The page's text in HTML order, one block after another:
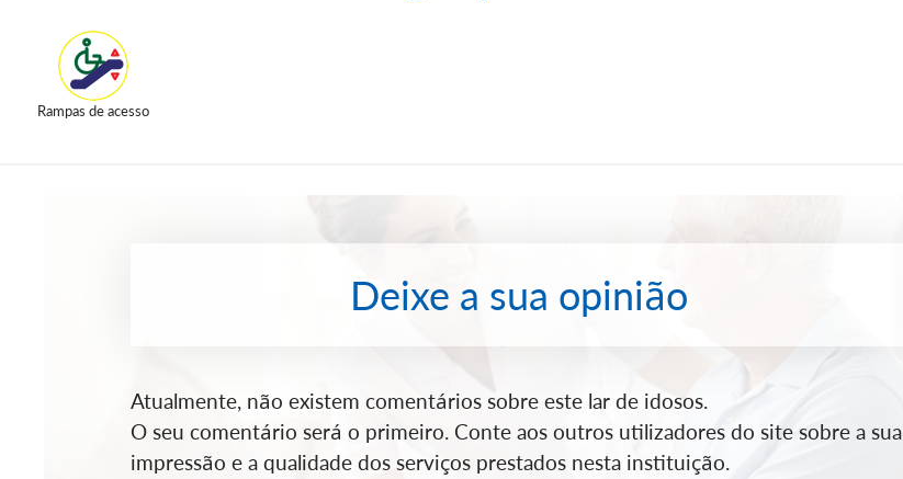
Rampas de acesso
Deixe a sua opinião
Atualmente, não existem comentários sobre este lar de idosos.
O seu comentário será o primeiro. Conte aos outros utilizadores do site sobre a sua
impressão e a qualidade dos serviços prestados nesta instituição.